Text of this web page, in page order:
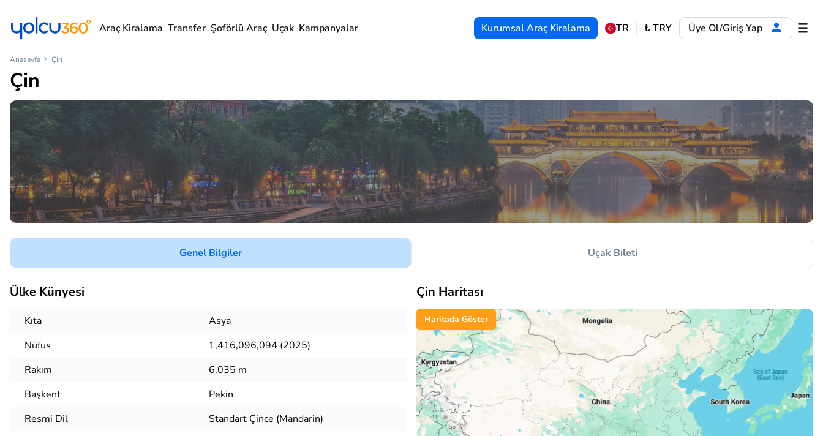
Araç Kiralama Transfer Şoförlü Araç Uçak Kampanyalar Kurumsal Araç Kiralama TR ₺ TRY Üye Ol/Giriş Yap
Anasayfa Çin
Çin
Genel Bilgiler Uçak Bileti
Ülke Künyesi
Kıta
Asya
Nüfus
1,416,096,094 (2025)
Rakım
6.035 m
Başkent
Pekin
Resmi Dil
Standart Çince (Mandarin)
Çin Haritası
Haritada Göster